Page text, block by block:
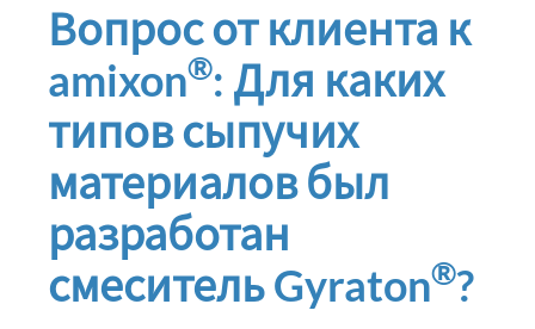
Вопрос от клиента к
amixon®: Для каких
типов сыпучих
материалов был
разработан
смеситель Gyraton®?